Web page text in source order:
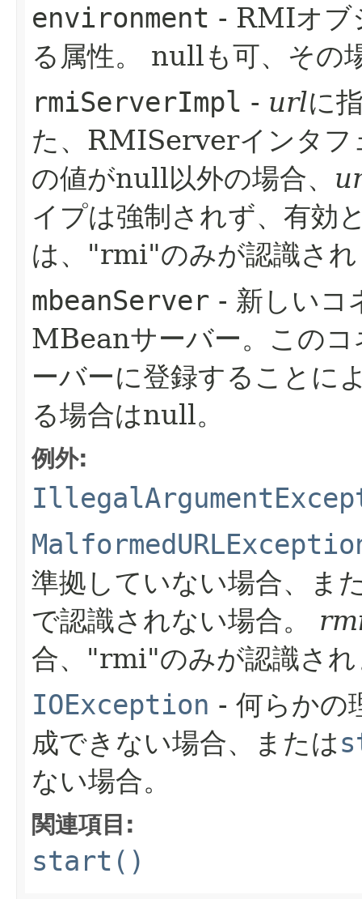
environment - RMIオブ
る属性。
nullも可、その
rmiServerImpl - urlに
た、RMIServerインタフ
の値がnull以外の場合、
イプは強制されず、有効
は、"rmi"のみが認識さ
mbeanServer - 新しいコ
MBeanサーバー。この
ーバーに登録することに
る場合はnull。
例外:
準拠していない場合、ま
で認識されない場合。
合、"rmi"のみが認識され
IOException - 何らかの
成できない場合、または
ない場合。
関連項目:
start()